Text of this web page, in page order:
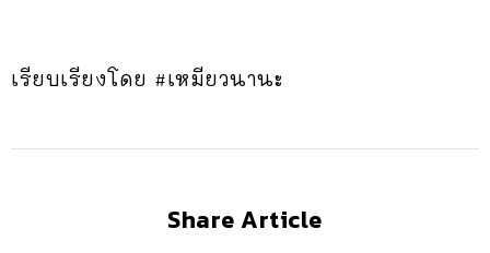
เรียบเรียงโดย #เหมียวนานะ
Share Article